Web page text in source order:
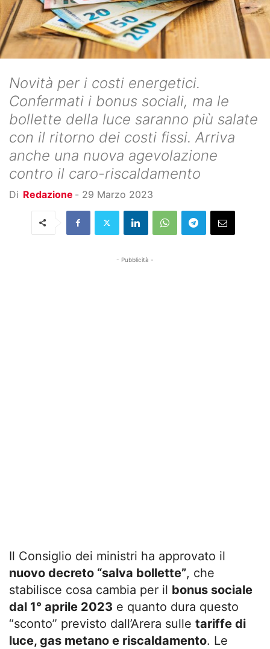
Novità per i costi energetici.
Confermati i bonus sociali, ma le
bollette della luce saranno più salate
con il ritorno dei costi fissi. Arriva
anche una nuova agevolazione
contro il caro-riscaldamento
Di Redazione - 29 Marzo 2023
- Pubblicità -
Il Consiglio dei ministri ha approvato il
nuovo decreto “salva bollette”, che
stabilisce cosa cambia per il bonus sociale
dal 1° aprile 2023 e quanto dura questo
“sconto” previsto dall’Arera sulle tariffe di
luce, gas metano e riscaldamento. Le